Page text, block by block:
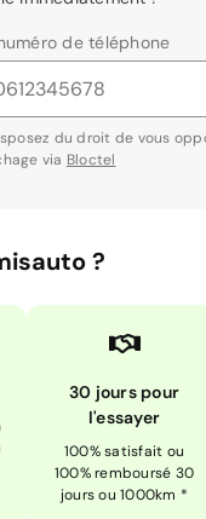
de téléphone
du droit de vous
via Bloctel
?
30 jours pour
l'essayer
100% satisfait ou
100% remboursé 30
jours ou 1000km *